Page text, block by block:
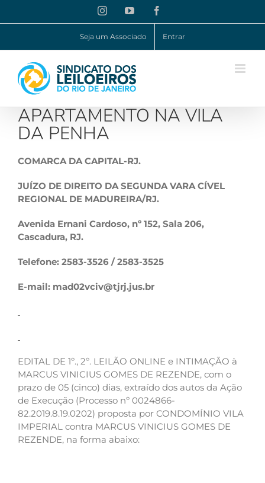
InstagramYouTube
Seja um Associado Entrar
APARTAMENTO NA VILA
DA PENHA
COMARCA DA CAPITAL-RJ.
JUÍZO DE DIREITO DA SEGUNDA VARA CÍVEL
REGIONAL DE MADUREIRA/RJ.
Avenida Ernani Cardoso, nº 152, Sala 206,
Cascadura, RJ.
Telefone: 2583-3526 / 2583-3525
E-mail: mad02vciv@tjrj.jus.br
EDITAL DE 1º., 2º. LEILÃO ONLINE e INTIMAÇÃO à
MARCUS VINICIUS GOMES DE REZENDE, com o
prazo de 05 (cinco) dias, extraído dos autos da Ação
de Execução (Processo nº 0024866-
82.2019.8.19.0202) proposta por CONDOMÍNIO VILA
IMPERIAL contra MARCUS VINICIUS GOMES DE
REZENDE, na forma abaixo: